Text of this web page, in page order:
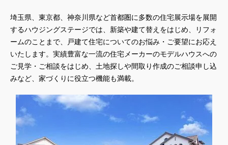
埼玉県、東京都、神奈川県など首都圏に多数の住宅展示場を展開
するハウジングステージでは、新築や建て替えをはじめ、リフォ
ームのことまで、戸建て住宅についてのお悩み・ご要望にお応え
いたします。実績豊富な一流の住宅メーカーのモデルハウスへの
ご見学・ご相談をはじめ、土地探しや間取り作成のご相談申し込
みなど、家づくりに役立つ機能も満載。